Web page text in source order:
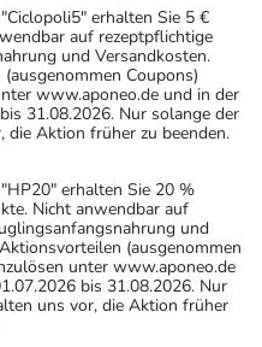
gegenüber
Diät einhalten
berücksichtigen.
denen
sollten deswegen
einem neuen
bereits anwenden,
Das gilt auch für
nur gelegentlich
schon einige Zeit
nicht mehr nach
erhalten Sie 5 €
auf rezeptpflichtige
und Versandkosten.
Coupons)
www.aponeo.de und in der
31.08.2026. Nur solange der
Aktion früher zu beenden.
erhalten Sie 20 %
Nicht anwendbar auf
und
(ausgenommen
unter www.aponeo.de
bis 31.08.2026. Nur
uns vor, die Aktion früher